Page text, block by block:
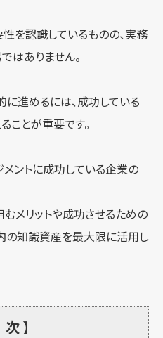
を認識しているものの、実務
はありません。
に進めるには、成功している
ことが重要です。
メントに成功している企業の
メリットや成功させるための
の知識資産を最大限に活用し
次】